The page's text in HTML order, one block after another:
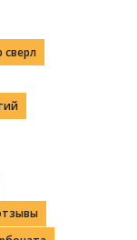
сверл